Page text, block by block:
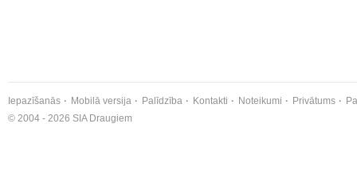
Iepazīšanās Mobilā versija Palīdzība Kontakti Noteikumi Privātums
© 2004 - 2026 SIA Draugiem